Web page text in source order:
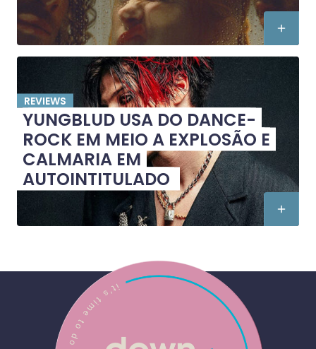
REVIEWS
YUNGBLUD USA DO DANCE-
ROCK EM MEIO A EXPLOSÃO E
CALMARIA EM
AUTOINTITULADO